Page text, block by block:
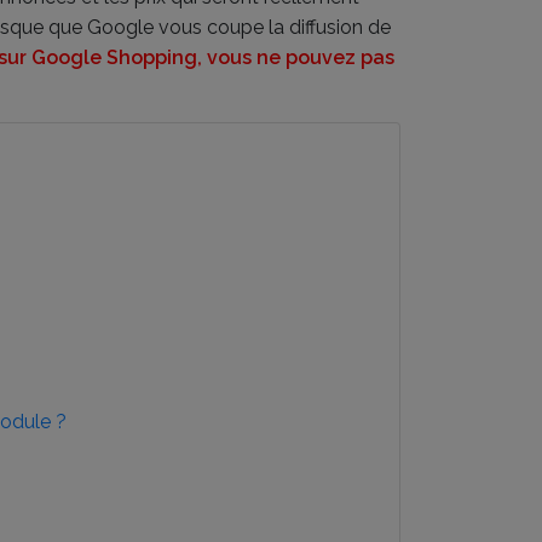
que Google vous coupe la diffusion de
Google Shopping, vous ne pouvez pas
?